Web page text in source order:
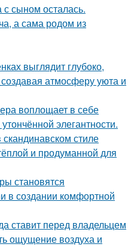
сыном осталась.
а сама родом из
выглядит глубоко,
атмосферу уюта и
воплощает в себе
элегантности.
стиле
и продуманной для
становятся
создании комфортной
ставит перед владельцем
ощущение воздуха и